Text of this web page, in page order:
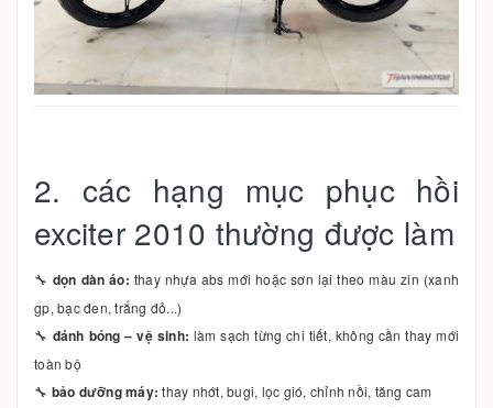
2. các hạng mục phục hồi
exciter 2010 thường được làm
🔧 dọn dàn áo: thay nhựa abs mới hoặc sơn lại theo màu zin (xanh
gp, bạc đen, trắng đỏ...)
🔧 đánh bóng – vệ sinh: làm sạch từng chi tiết, không cần thay mới
toàn bộ
🔧 bảo dưỡng máy: thay nhớt, bugi, lọc gió, chỉnh nồi, tăng cam